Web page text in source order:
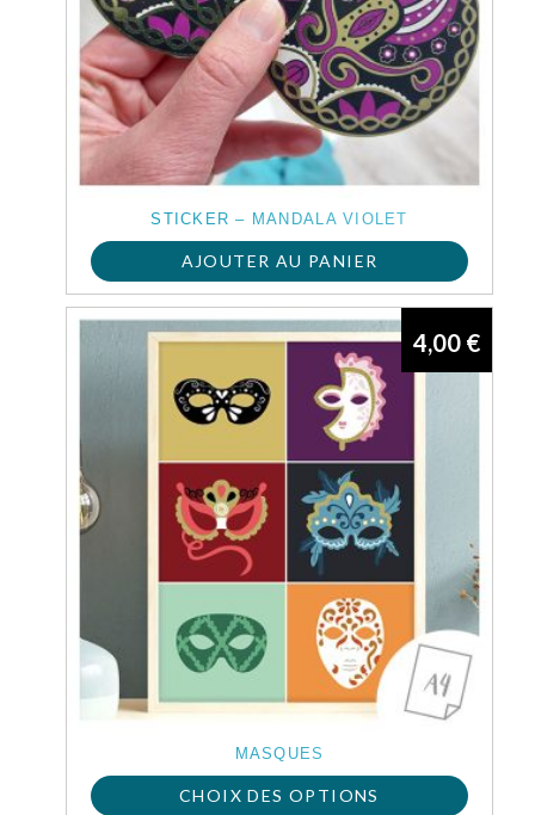
STICKER – MANDALA VIOLET
AJOUTER AU PANIER
MASQUES
4,00 €
CHOIX DES OPTIONS